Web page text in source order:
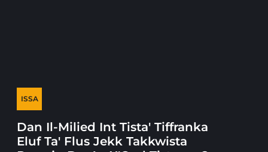
ISSA
Dan Il-Milied Int Tista' Tiffranka
Eluf Ta' Flus Jekk Takkwista